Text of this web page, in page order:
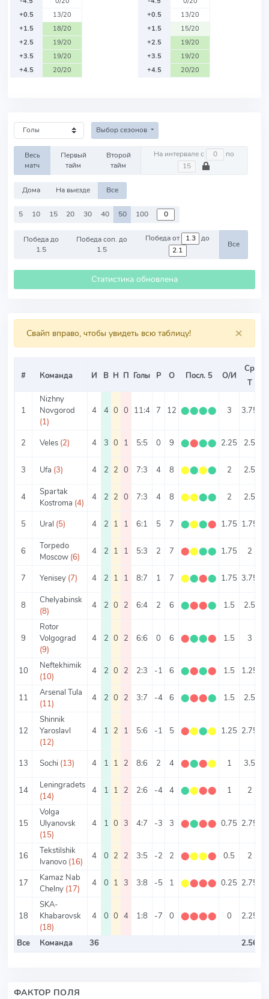
+0.5
13/20
+1.5
18/20
+2.5
19/20
+3.5
19/20
+4.5
20/20
+0.5
13/20
+1.5
15/20
+2.5
19/20
+3.5
19/20
+4.5
20/20
Выбор сезонов
Весь
матч
Первый
тайм
Второй
тайм
На интервале с по
Дома На выезде Все
5 10 15 20 30 40 50 100
Победа до
1.5
Победа соп. до
1.5
Победа от до
Все
Статистика обновлена
×
Свайп вправо, чтобы увидеть всю таблицу!
# Команда И В Н П Голы Р О Посл. 5 О/И
Ср
Т
1
Nizhny
Novgorod
(1)
4 4 0 0 11:4 7 12 ⬤⬤⬤⬤ 3 3.75
2 Veles (2) 4 3 0 1 5:5 0 9 ⬤⬤⬤⬤ 2.25 2.5
3 Ufa (3) 4 2 2 0 7:3 4 8 ⬤⬤⬤⬤ 2 2.5
4
Spartak
Kostroma (4)
4 2 2 0 7:3 4 8 ⬤⬤⬤⬤ 2 2.5
5 Ural (5) 4 2 1 1 6:1 5 7 ⬤⬤⬤⬤ 1.75 1.75
6
Torpedo
Moscow (6)
4 2 1 1 5:3 2 7 ⬤⬤⬤⬤ 1.75 2
7 Yenisey (7) 4 2 1 1 8:7 1 7 ⬤⬤⬤⬤ 1.75 3.75
8
Chelyabinsk
(8)
4 2 0 2 6:4 2 6 ⬤⬤⬤⬤ 1.5 2.5
9
Rotor
Volgograd
(9)
4 2 0 2 6:6 0 6 ⬤⬤⬤⬤ 1.5 3
10
Neftekhimik
(10)
4 2 0 2 2:3 -1 6 ⬤⬤⬤⬤ 1.5 1.25
11
Arsenal Tula
(11)
4 2 0 2 3:7 -4 6 ⬤⬤⬤⬤ 1.5 2.5
12
Shinnik
Yaroslavl
(12)
4 1 2 1 5:6 -1 5 ⬤⬤⬤⬤ 1.25 2.75
13 Sochi (13) 4 1 1 2 8:6 2 4 ⬤⬤⬤⬤ 1 3.5
14
Leningradets
(14)
4 1 1 2 2:6 -4 4 ⬤⬤⬤⬤ 1 2
15
Volga
Ulyanovsk
(15)
4 1 0 3 4:7 -3 3 ⬤⬤⬤⬤ 0.75 2.75
16
Tekstilshik
Ivanovo (16)
4 0 2 2 3:5 -2 2 ⬤⬤⬤⬤ 0.5 2
17
Kamaz Nab
Chelny (17)
4 0 1 3 3:8 -5 1 ⬤⬤⬤⬤ 0.25 2.75
18
SKA-
Khabarovsk
(18)
4 0 0 4 1:8 -7 0 ⬤⬤⬤⬤ 0 2.25
Все Команда 36 2.56
ФАКТОР ПОЛЯ